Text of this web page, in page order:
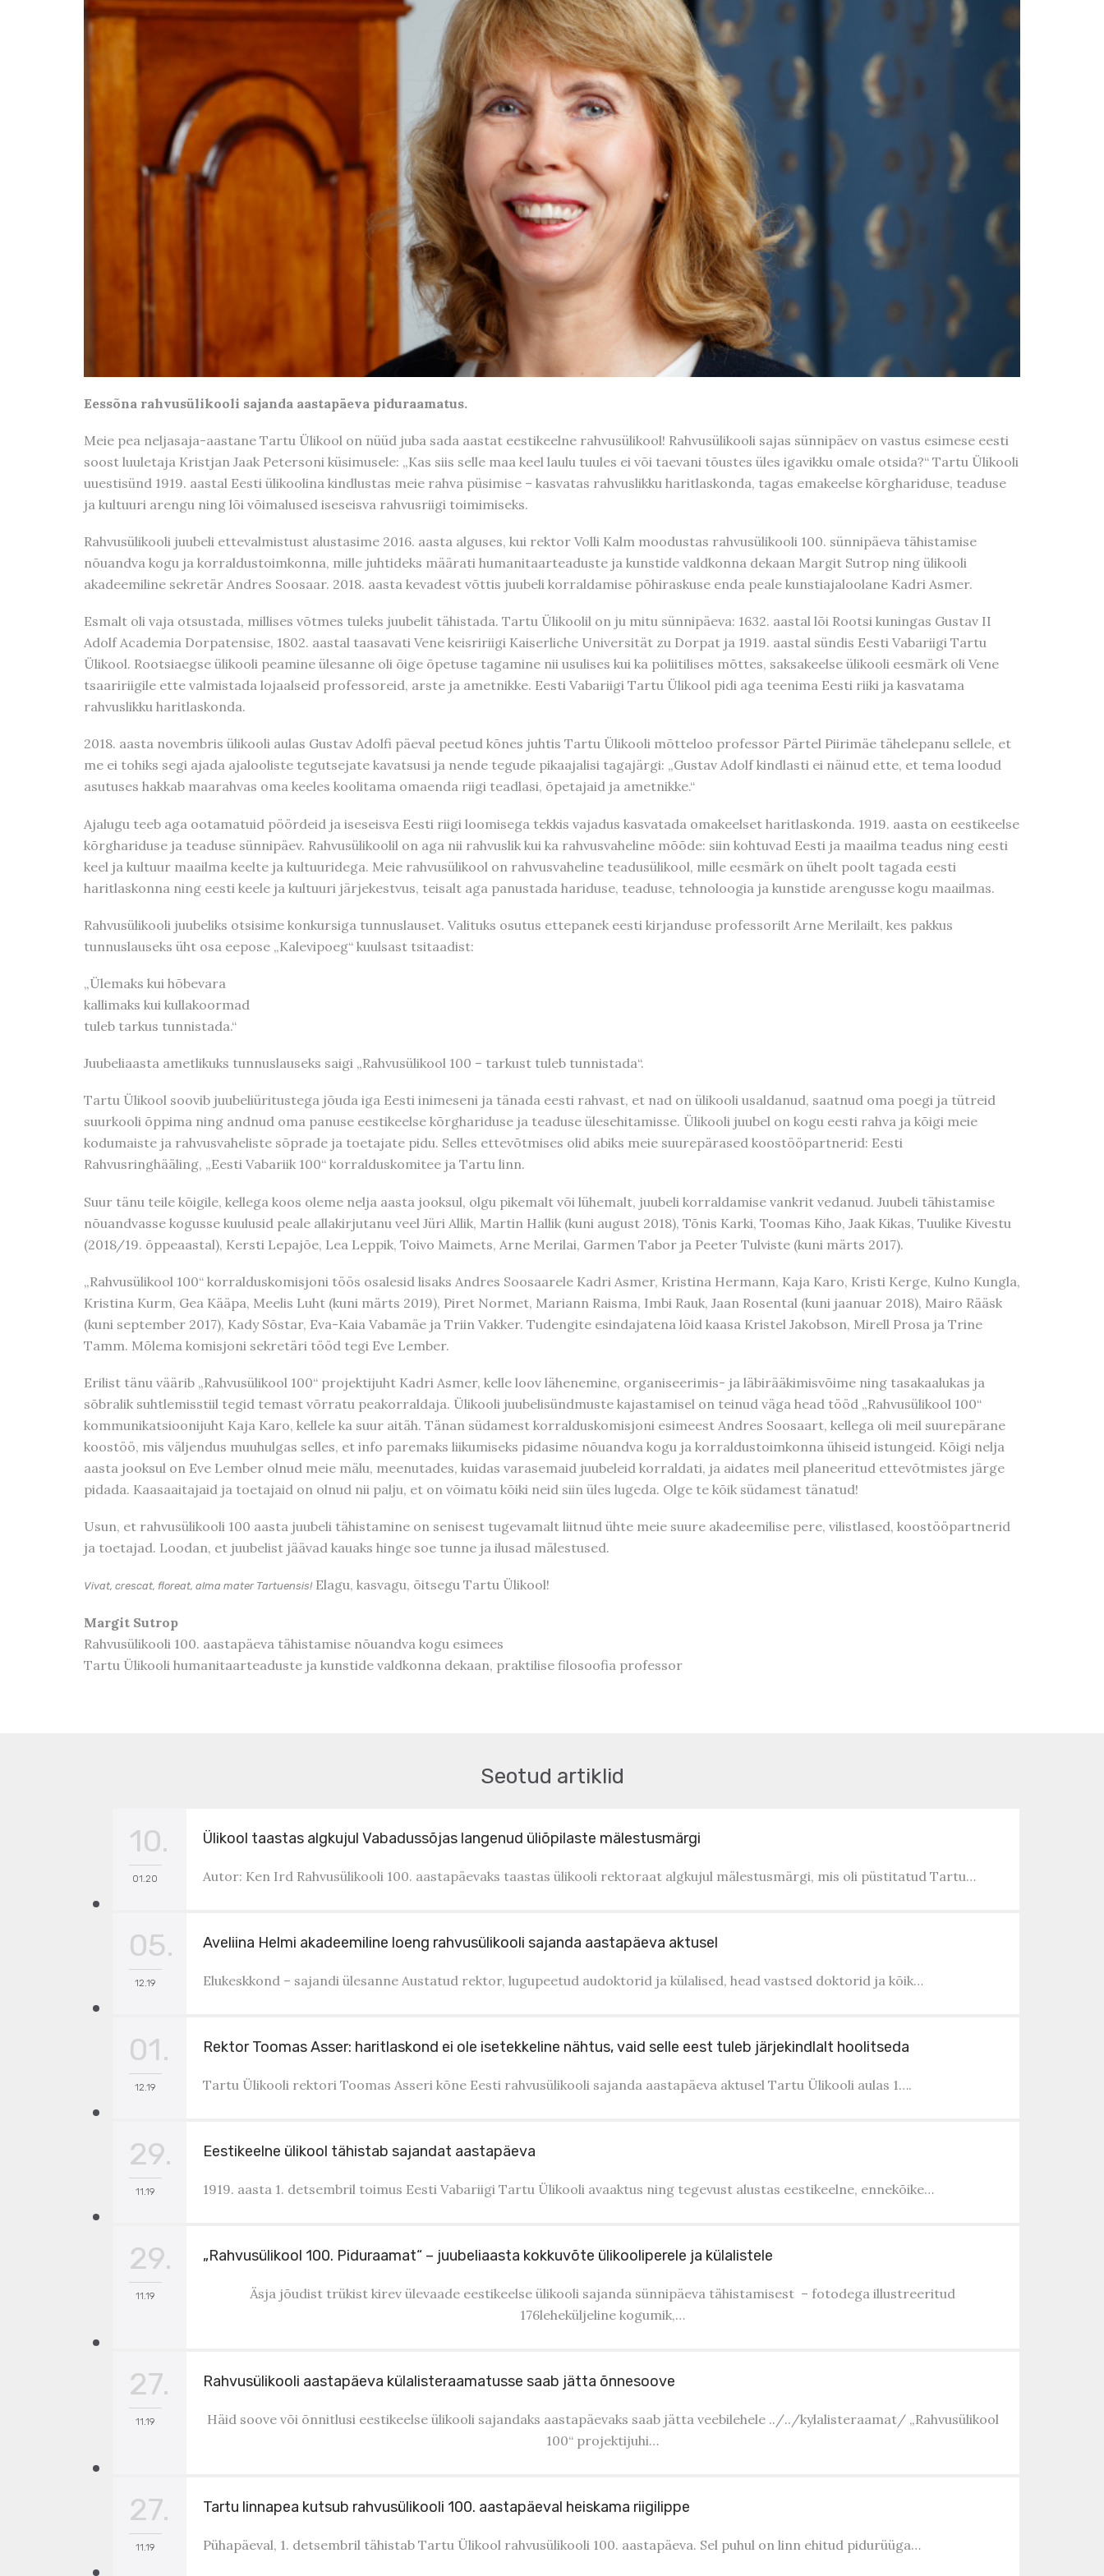
Eessõna rahvusülikooli sajanda aastapäeva piduraamatus.
Meie pea neljasaja-aastane Tartu Ülikool on nüüd juba sada aastat eestikeelne rahvusülikool! Rahvusülikooli sajas sünnipäev on vastus esimese eesti
soost luuletaja Kristjan Jaak Petersoni küsimusele: „Kas siis selle maa keel laulu tuules ei või taevani tõustes üles igavikku omale otsida?“ Tartu Ülikooli
uuestisünd 1919. aastal Eesti ülikoolina kindlustas meie rahva püsimise – kasvatas rahvuslikku haritlaskonda, tagas emakeelse kõrghariduse, teaduse
ja kultuuri arengu ning lõi võimalused iseseisva rahvusriigi toimimiseks.
Rahvusülikooli juubeli ettevalmistust alustasime 2016. aasta alguses, kui rektor Volli Kalm moodustas rahvusülikooli 100. sünnipäeva tähistamise
nõuandva kogu ja korraldustoimkonna, mille juhtideks määrati humanitaarteaduste ja kunstide valdkonna dekaan Margit Sutrop ning ülikooli
akadeemiline sekretär Andres Soosaar. 2018. aasta kevadest võttis juubeli korraldamise põhiraskuse enda peale kunstiajaloolane Kadri Asmer.
Esmalt oli vaja otsustada, millises võtmes tuleks juubelit tähistada. Tartu Ülikoolil on ju mitu sünnipäeva: 1632. aastal lõi Rootsi kuningas Gustav II
Adolf Academia Dorpatensise, 1802. aastal taasavati Vene keisririigi Kaiserliche Universität zu Dorpat ja 1919. aastal sündis Eesti Vabariigi Tartu
Ülikool. Rootsiaegse ülikooli peamine ülesanne oli õige õpetuse tagamine nii usulises kui ka poliitilises mõttes, saksakeelse ülikooli eesmärk oli Vene
tsaaririigile ette valmistada lojaalseid professoreid, arste ja ametnikke. Eesti Vabariigi Tartu Ülikool pidi aga teenima Eesti riiki ja kasvatama
rahvuslikku haritlaskonda.
2018. aasta novembris ülikooli aulas Gustav Adolfi päeval peetud kõnes juhtis Tartu Ülikooli mõtteloo professor Pärtel Piirimäe tähelepanu sellele, et
me ei tohiks segi ajada ajalooliste tegutsejate kavatsusi ja nende tegude pikaajalisi tagajärgi: „Gustav Adolf kindlasti ei näinud ette, et tema loodud
asutuses hakkab maarahvas oma keeles koolitama omaenda riigi teadlasi, õpetajaid ja ametnikke.“
Ajalugu teeb aga ootamatuid pöördeid ja iseseisva Eesti riigi loomisega tekkis vajadus kasvatada omakeelset haritlaskonda. 1919. aasta on eestikeelse
kõrghariduse ja teaduse sünnipäev. Rahvusülikoolil on aga nii rahvuslik kui ka rahvusvaheline mõõde: siin kohtuvad Eesti ja maailma teadus ning eesti
keel ja kultuur maailma keelte ja kultuuridega. Meie rahvusülikool on rahvusvaheline teadusülikool, mille eesmärk on ühelt poolt tagada eesti
haritlaskonna ning eesti keele ja kultuuri järjekestvus, teisalt aga panustada hariduse, teaduse, tehnoloogia ja kunstide arengusse kogu maailmas.
Rahvusülikooli juubeliks otsisime konkursiga tunnuslauset. Valituks osutus ettepanek eesti kirjanduse professorilt Arne Merilailt, kes pakkus
tunnuslauseks üht osa eepose „Kalevipoeg“ kuulsast tsitaadist:
„Ülemaks kui hõbevara
kallimaks kui kullakoormad
tuleb tarkus tunnistada.“
Juubeliaasta ametlikuks tunnuslauseks saigi „Rahvusülikool 100 – tarkust tuleb tunnistada“.
Tartu Ülikool soovib juubeliüritustega jõuda iga Eesti inimeseni ja tänada eesti rahvast, et nad on ülikooli usaldanud, saatnud oma poegi ja tütreid
suurkooli õppima ning andnud oma panuse eestikeelse kõrghariduse ja teaduse ülesehitamisse. Ülikooli juubel on kogu eesti rahva ja kõigi meie
kodumaiste ja rahvusvaheliste sõprade ja toetajate pidu. Selles ettevõtmises olid abiks meie suurepärased koostööpartnerid: Eesti
Rahvusringhääling, „Eesti Vabariik 100“ korralduskomitee ja Tartu linn.
Suur tänu teile kõigile, kellega koos oleme nelja aasta jooksul, olgu pikemalt või lühemalt, juubeli korraldamise vankrit vedanud. Juubeli tähistamise
nõuandvasse kogusse kuulusid peale allakirjutanu veel Jüri Allik, Martin Hallik (kuni august 2018), Tõnis Karki, Toomas Kiho, Jaak Kikas, Tuulike Kivestu
(2018/19. õppeaastal), Kersti Lepajõe, Lea Leppik, Toivo Maimets, Arne Merilai, Garmen Tabor ja Peeter Tulviste (kuni märts 2017).
„Rahvusülikool 100“ korralduskomisjoni töös osalesid lisaks Andres Soosaarele Kadri Asmer, Kristina Hermann, Kaja Karo, Kristi Kerge, Kulno Kungla,
Kristina Kurm, Gea Kääpa, Meelis Luht (kuni märts 2019), Piret Normet, Mariann Raisma, Imbi Rauk, Jaan Rosental (kuni jaanuar 2018), Mairo Rääsk
(kuni september 2017), Kady Sõstar, Eva-Kaia Vabamäe ja Triin Vakker. Tudengite esindajatena lõid kaasa Kristel Jakobson, Mirell Prosa ja Trine
Tamm. Mõlema komisjoni sekretäri tööd tegi Eve Lember.
Erilist tänu väärib „Rahvusülikool 100“ projektijuht Kadri Asmer, kelle loov lähenemine, organiseerimis- ja läbirääkimisvõime ning tasakaalukas ja
sõbralik suhtlemisstiil tegid temast võrratu peakorraldaja. Ülikooli juubelisündmuste kajastamisel on teinud väga head tööd „Rahvusülikool 100“
kommunikatsioonijuht Kaja Karo, kellele ka suur aitäh. Tänan südamest korralduskomisjoni esimeest Andres Soosaart, kellega oli meil suurepärane
koostöö, mis väljendus muuhulgas selles, et info paremaks liikumiseks pidasime nõuandva kogu ja korraldustoimkonna ühiseid istungeid. Kõigi nelja
aasta jooksul on Eve Lember olnud meie mälu, meenutades, kuidas varasemaid juubeleid korraldati, ja aidates meil planeeritud ettevõtmistes järge
pidada. Kaasaaitajaid ja toetajaid on olnud nii palju, et on võimatu kõiki neid siin üles lugeda. Olge te kõik südamest tänatud!
Usun, et rahvusülikooli 100 aasta juubeli tähistamine on senisest tugevamalt liitnud ühte meie suure akadeemilise pere, vilistlased, koostööpartnerid
ja toetajad. Loodan, et juubelist jäävad kauaks hinge soe tunne ja ilusad mälestused.
Vivat, crescat, floreat, alma mater Tartuensis! Elagu, kasvagu, õitsegu Tartu Ülikool!
Margit Sutrop
Rahvusülikooli 100. aastapäeva tähistamise nõuandva kogu esimees
Tartu Ülikooli humanitaarteaduste ja kunstide valdkonna dekaan, praktilise filosoofia professor
Seotud artiklid
10.
01.20
Ülikool taastas algkujul Vabadussõjas langenud üliõpilaste mälestusmärgi
Autor: Ken Ird Rahvusülikooli 100. aastapäevaks taastas ülikooli rektoraat algkujul mälestusmärgi, mis oli püstitatud Tartu…
05.
12.19
Aveliina Helmi akadeemiline loeng rahvusülikooli sajanda aastapäeva aktusel
Elukeskkond – sajandi ülesanne Austatud rektor, lugupeetud audoktorid ja külalised, head vastsed doktorid ja kõik…
01.
12.19
Rektor Toomas Asser: haritlaskond ei ole isetekkeline nähtus, vaid selle eest tuleb järjekindlalt hoolitseda
Tartu Ülikooli rektori Toomas Asseri kõne Eesti rahvusülikooli sajanda aastapäeva aktusel Tartu Ülikooli aulas 1….
29.
11.19
Eestikeelne ülikool tähistab sajandat aastapäeva
1919. aasta 1. detsembril toimus Eesti Vabariigi Tartu Ülikooli avaaktus ning tegevust alustas eestikeelne, ennekõike…
29.
11.19
„Rahvusülikool 100. Piduraamat“ – juubeliaasta kokkuvõte ülikooliperele ja külalistele
Äsja jõudist trükist kirev ülevaade eestikeelse ülikooli sajanda sünnipäeva tähistamisest – fotodega illustreeritud
176leheküljeline kogumik,…
27.
11.19
Rahvusülikooli aastapäeva külalisteraamatusse saab jätta õnnesoove
Häid soove või õnnitlusi eestikeelse ülikooli sajandaks aastapäevaks saab jätta veebilehele ../../kylalisteraamat/ „Rahvusülikool
100“ projektijuhi…
27.
11.19
Tartu linnapea kutsub rahvusülikooli 100. aastapäeval heiskama riigilippe
Pühapäeval, 1. detsembril tähistab Tartu Ülikool rahvusülikooli 100. aastapäeva. Sel puhul on linn ehitud pidurüüga…